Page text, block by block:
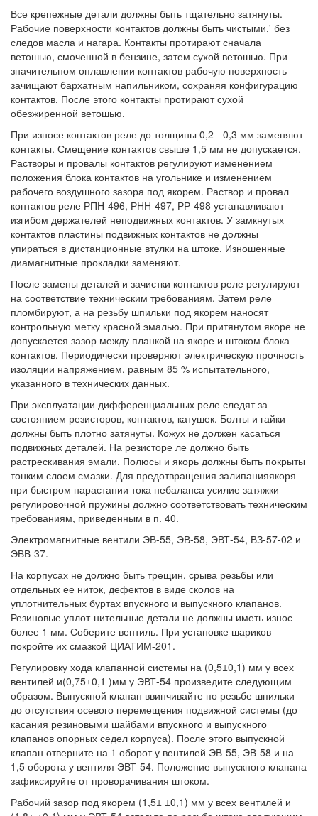
Все крепежные детали должны быть тщательно затянуты.
Рабочие поверхности контактов должны быть чистыми,' без
следов масла и нагара. Контакты протирают сначала
ветошью, смоченной в бензине, затем сухой ветошью. При
значительном оплавлении контактов рабочую поверхность
зачищают бархатным напильником, сохраняя конфигурацию
контактов. После этого контакты протирают сухой
обезжиренной ветошью.
При износе контактов реле до толщины 0,2 - 0,3 мм заменяют
контакты. Смещение контактов свыше 1,5 мм не допускается.
Растворы и провалы контактов регулируют изменением
положения блока контактов на угольнике и изменением
рабочего воздушного зазора под якорем. Раствор и провал
контактов реле РПН-496, РНН-497, РР-498 устанавливают
изгибом держателей неподвижных контактов. У замкнутых
контактов пластины подвижных контактов не должны
упираться в дистанционные втулки на штоке. Изношенные
диамагнитные прокладки заменяют.
После замены деталей и зачистки контактов реле регулируют
на соответствие техническим требованиям. Затем реле
пломбируют, а на резьбу шпильки под якорем наносят
контрольную метку красной эмалью. При притянутом якоре не
допускается зазор между планкой на якоре и штоком блока
контактов. Периодически проверяют электрическую прочность
изоляции напряжением, равным 85 % испытательного,
указанного в технических данных.
При эксплуатации дифференциальных реле следят за
состоянием резисторов, контактов, катушек. Болты и гайки
должны быть плотно затянуты. Кожух не должен касаться
подвижных деталей. На резисторе ле должно быть
растрескивания эмали. Полюсы и якорь должны быть покрыты
тонким слоем смазки. Для предотвращения залипанияякоря
при быстром нарастании тока небаланса усилие затяжки
регулировочной пружины должно соответствовать техническим
требованиям, приведенным в п. 40.
Электромагнитные вентили ЭВ-55, ЭВ-58, ЭВТ-54, ВЗ-57-02 и
ЭВВ-37.
На корпусах не должно быть трещин, срыва резьбы или
отдельных ее ниток, дефектов в виде сколов на
уплотнительных буртах впускного и выпускного клапанов.
Резиновые уплот-нительные детали не должны иметь износ
более 1 мм. Соберите вентиль. При установке шариков
покройте их смазкой ЦИАТИМ-201.
Регулировку хода клапанной системы на (0,5±0,1) мм у всех
вентилей и(0,75±0,1 )мм у ЭВТ-54 произведите следующим
образом. Выпускной клапан ввинчивайте по резьбе шпильки
до отсутствия осевого перемещения подвижной системы (до
касания резиновыми шайбами впускного и выпускного
клапанов опорных седел корпуса). После этого выпускной
клапан отверните на 1 оборот у вентилей ЭВ-55, ЭВ-58 и на
1,5 оборота у вентиля ЭВТ-54. Положение выпускного клапана
зафиксируйте от проворачивания штоком.
Рабочий зазор под якорем (1,5± ±0,1) мм у всех вентилей и